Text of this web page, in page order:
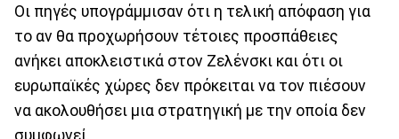
Οι πηγές υπογράμμισαν ότι η τελική απόφαση για
το αν θα προχωρήσουν τέτοιες προσπάθειες
ανήκει αποκλειστικά στον Ζελένσκι και ότι οι
ευρωπαϊκές χώρες δεν πρόκειται να τον πιέσουν
να ακολουθήσει μια στρατηγική με την οποία δεν
συμφωνεί.